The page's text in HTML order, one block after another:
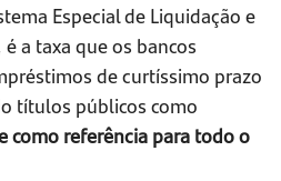
Especial de Liquidação e
a taxa que os bancos
de curtíssimo prazo
títulos públicos como
como referência para todo o